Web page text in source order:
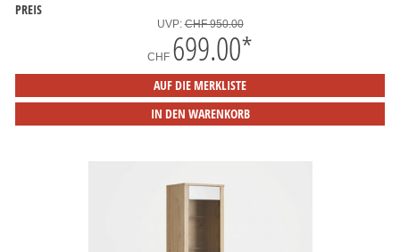
PREIS
UVP:CHF 950.00
CHF 699.00*
AUF DIE MERKLISTE
IN DEN WARENKORB